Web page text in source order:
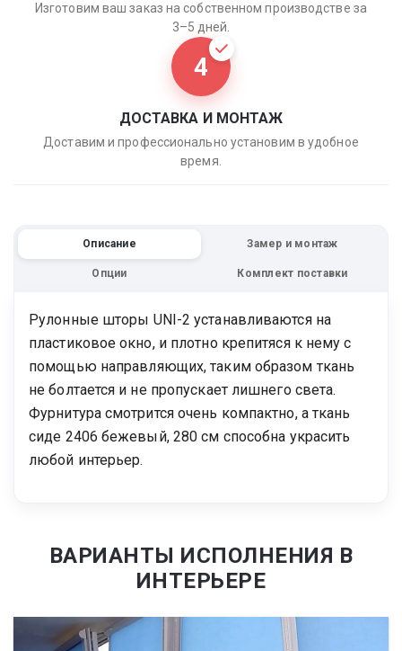
Изготовим ваш заказ на собственном производстве за
3–5 дней.
4
ДОСТАВКА И МОНТАЖ
Доставим и профессионально установим в удобное
время.
Описание Замер и монтаж
Опции Комплект поставки
Рулонные шторы UNI-2 устанавливаются на
пластиковое окно, и плотно крепитяся к нему с
помощью направляющих, таким образом ткань
не болтается и не пропускает лишнего света.
Фурнитура смотрится очень компактно, а ткань
сиде 2406 бежевый, 280 см способна украсить
любой интерьер.
ВАРИАНТЫ ИСПОЛНЕНИЯ В
ИНТЕРЬЕРЕ